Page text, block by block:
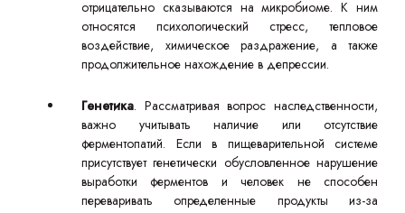
отрицательно сказываются на микробиоме. К ним
относятся психологический стресс, тепловое
воздействие, химическое раздражение, а также
продолжительное нахождение в депрессии.
Генетика. Рассматривая вопрос наследственности,
важно учитывать наличие или отсутствие
ферментопатий. Если в пищеварительной системе
присутствует генетически обусловленное нарушение
выработки ферментов и человек не способен
переваривать определенные продукты из-за